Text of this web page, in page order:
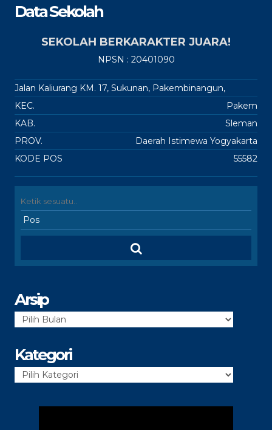
Data Sekolah
SEKOLAH BERKARAKTER JUARA!
NPSN : 20401090
Jalan Kaliurang KM. 17, Sukunan, Pakembinangun,
KEC.
Pakem
KAB.
Sleman
PROV.
Daerah Istimewa Yogyakarta
KODE POS
55582
Arsip
Arsip
Kategori
Kategori